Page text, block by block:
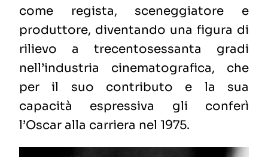
come regista, sceneggiatore e
produttore, diventando una figura di
rilievo a trecentosessanta gradi
nell’industria cinematografica, che
per il suo contributo e la sua
capacità espressiva gli conferì
l’Oscar alla carriera nel 1975.